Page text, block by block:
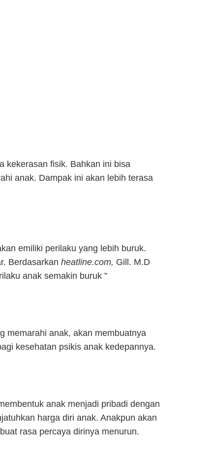
kekerasan fisik. Bahkan ini bisa
anak. Dampak ini akan lebih terasa
emiliki perilaku yang lebih buruk.
Berdasarkan heatline.com, Gill. M.D
anak semakin buruk ”
memarahi anak, akan membuatnya
kesehatan psikis anak kedepannya.
anak menjadi pribadi dengan
harga diri anak. Anakpun akan
rasa percaya dirinya menurun.